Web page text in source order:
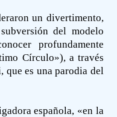
un divertimento,
del modelo
profundamente
Círculo»), a través
que es una parodia del
española, «en la